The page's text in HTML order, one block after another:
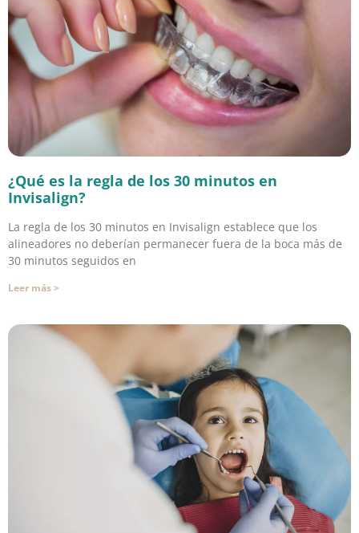
¿Qué es la regla de los 30 minutos en
Invisalign?
La regla de los 30 minutos en Invisalign establece que los
alineadores no deberían permanecer fuera de la boca más de
30 minutos seguidos en
Leer más >